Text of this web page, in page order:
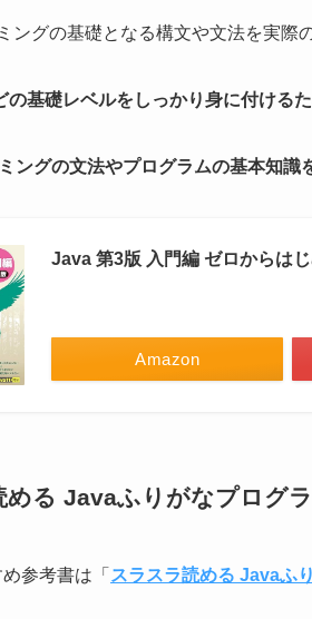
ングの基礎となる構文や文法を実際
の基礎レベルをしっかり身に付ける
ングの文法やプログラムの基本知識
Java 第3版 入門編 ゼロからは
Amazon
める Javaふりがなプログ
参考書は「 スラスラ読める Javaふ